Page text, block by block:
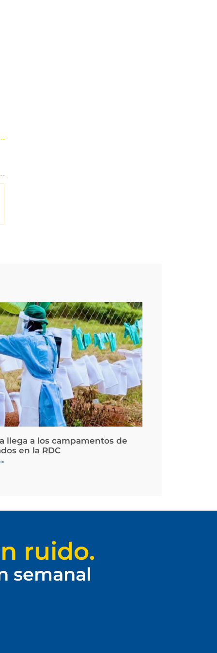
llega a los campamentos de
en la RDC
ruido.
semanal